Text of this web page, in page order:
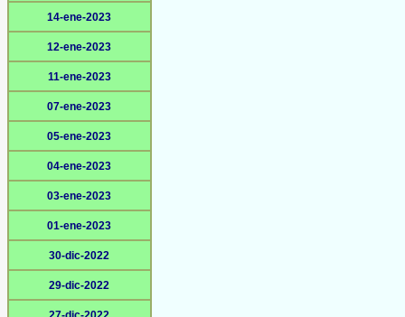
14-ene-2023
12-ene-2023
11-ene-2023
07-ene-2023
05-ene-2023
04-ene-2023
03-ene-2023
01-ene-2023
30-dic-2022
29-dic-2022